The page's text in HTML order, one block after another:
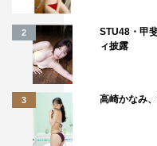
2
STU48・甲
ィ披露
3 高崎かなみ